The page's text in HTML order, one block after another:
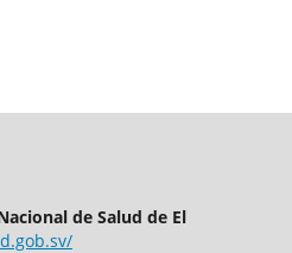
de Salud de El